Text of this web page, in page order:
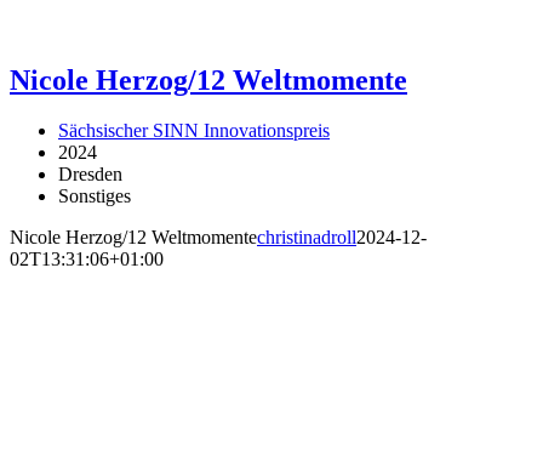
Nicole Herzog/12 Weltmomente
Sächsischer SINN Innovationspreis
2024
Dresden
Sonstiges
Nicole Herzog/12 Weltmomentechristinadroll2024-12-
02T13:31:06+01:00